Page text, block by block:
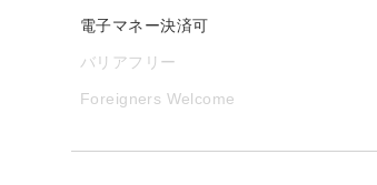
電子マネー決済可
バリアフリー
Foreigners Welcome